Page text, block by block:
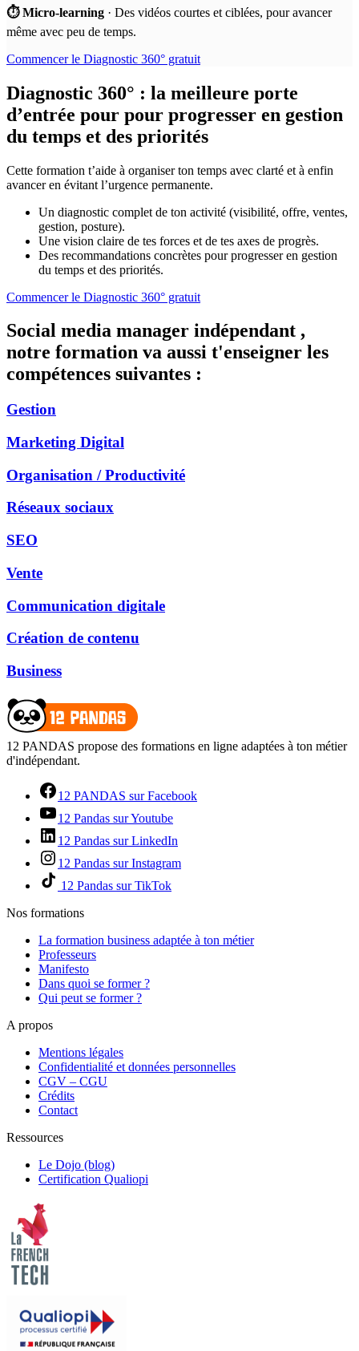
⏱️ Micro-learning · Des vidéos courtes et ciblées, pour avancer
même avec peu de temps.
Commencer le Diagnostic 360° gratuit
Diagnostic 360° : la meilleure porte
d’entrée pour pour progresser en gestion
du temps et des priorités
Cette formation t’aide à organiser ton temps avec clarté et à enfin
avancer en évitant l’urgence permanente.
Un diagnostic complet de ton activité (visibilité, offre, ventes,
gestion, posture).
Une vision claire de tes forces et de tes axes de progrès.
Des recommandations concrètes pour progresser en gestion
du temps et des priorités.
Commencer le Diagnostic 360° gratuit
Social media manager indépendant ,
notre formation va aussi t'enseigner les
compétences suivantes :
Gestion
Marketing Digital
Organisation / Productivité
Réseaux sociaux
SEO
Vente
Communication digitale
Création de contenu
Business
12 PANDAS propose des formations en ligne adaptées à ton métier
d'indépendant.
12 PANDAS sur Facebook
12 Pandas sur Youtube
12 Pandas sur LinkedIn
12 Pandas sur Instagram
12 Pandas sur TikTok
Nos formations
La formation business adaptée à ton métier
Professeurs
Manifesto
Dans quoi se former ?
Qui peut se former ?
A propos
Mentions légales
Confidentialité et données personnelles
CGV – CGU
Crédits
Contact
Ressources
Le Dojo (blog)
Certification Qualiopi